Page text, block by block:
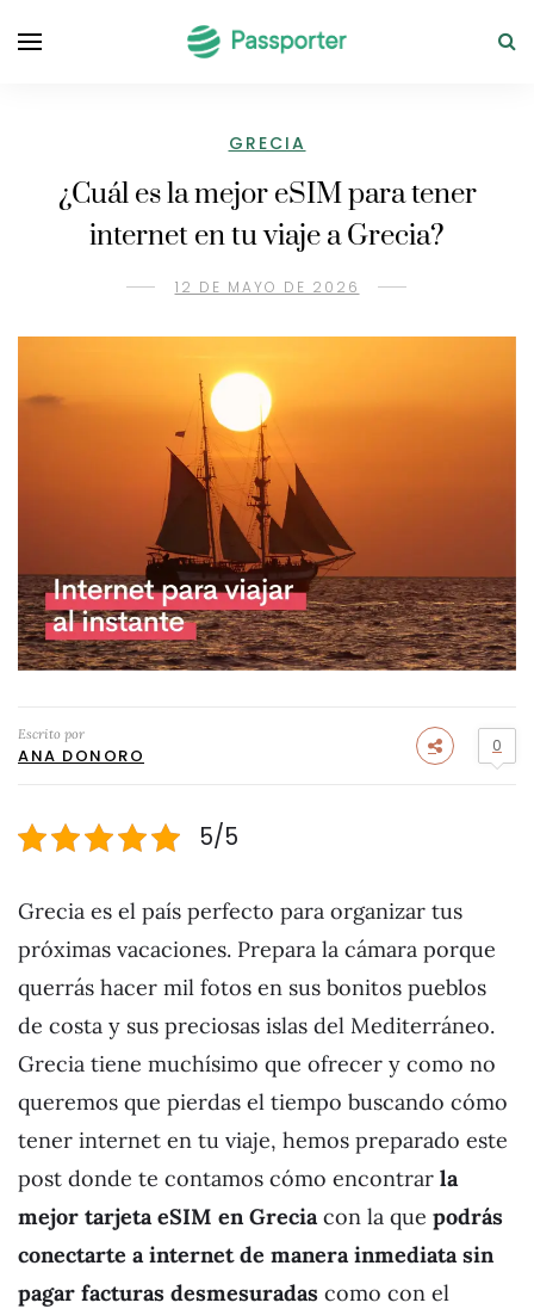
GRECIA
¿Cuál es la mejor eSIM para tener
internet en tu viaje a Grecia?
12 DE MAYO DE 2026
Escrito por
ANA DONORO 0
5/5
Grecia es el país perfecto para organizar tus
próximas vacaciones. Prepara la cámara porque
querrás hacer mil fotos en sus bonitos pueblos
de costa y sus preciosas islas del Mediterráneo.
Grecia tiene muchísimo que ofrecer y como no
queremos que pierdas el tiempo buscando cómo
tener internet en tu viaje, hemos preparado este
post donde te contamos cómo encontrar la
mejor tarjeta eSIM en Greciacon la que podrás
conectarte a internet de manera inmediata sin
pagar facturas desmesuradas como con el